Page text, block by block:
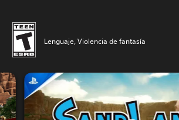
Lenguaje, Violencia de fantasía